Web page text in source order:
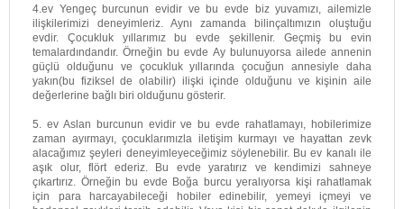
4.ev Yengeç burcunun evidir ve bu evde biz yuvamızı, ailemizle
ilişkilerimizi deneyimleriz. Aynı zamanda bilinçaltımızın oluştuğu
evdir. Çocukluk yıllarımız bu evde şekillenir. Geçmiş bu evin
temalardındandır. Örneğin bu evde Ay bulunuyorsa ailede annenin
güçlü olduğunu ve çocukluk yıllarında çocuğun annesiyle daha
yakın(bu fiziksel de olabilir) ilişki içinde olduğunu ve kişinin aile
değerlerine bağlı biri olduğunu gösterir.
5. ev Aslan burcunun evidir ve bu evde rahatlamayı, hobilerimize
zaman ayırmayı, çocuklarımızla iletişim kurmayı ve hayattan zevk
alacağımız şeyleri deneyimleyeceğimiz söylenebilir. Bu ev kanalı ile
aşık olur, flört ederiz. Bu evde yaratırız ve kendimizi sahneye
çıkartırız. Örneğin bu evde Boğa burcu yeralıyorsa kişi rahatlamak
için para harcayabileceği hobiler edinebilir, yemeyi içmeyi ve